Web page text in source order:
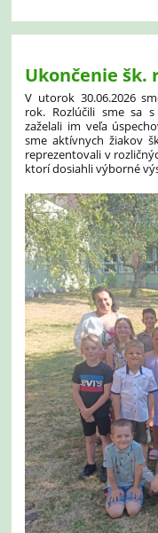
Ukončenie šk.
V utorok 30.06.2026
rok. Rozlúčili sme sa
zaželali im veľa
sme aktívnych žiakov
reprezentovali v
ktorí dosiahli výborné